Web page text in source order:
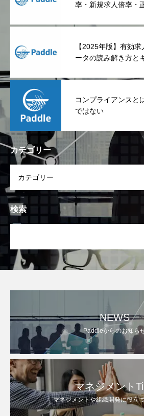
率・新規求人倍率・
【2025年版】有効
ータの読み解き方と
コンプライアンスと
ではない
カテゴリー
検索
NEWS
Paddleからのお知ら
マネジメント
マネジメントや組織開発に役立